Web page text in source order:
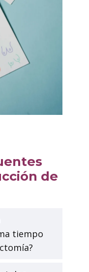
de
tiempo